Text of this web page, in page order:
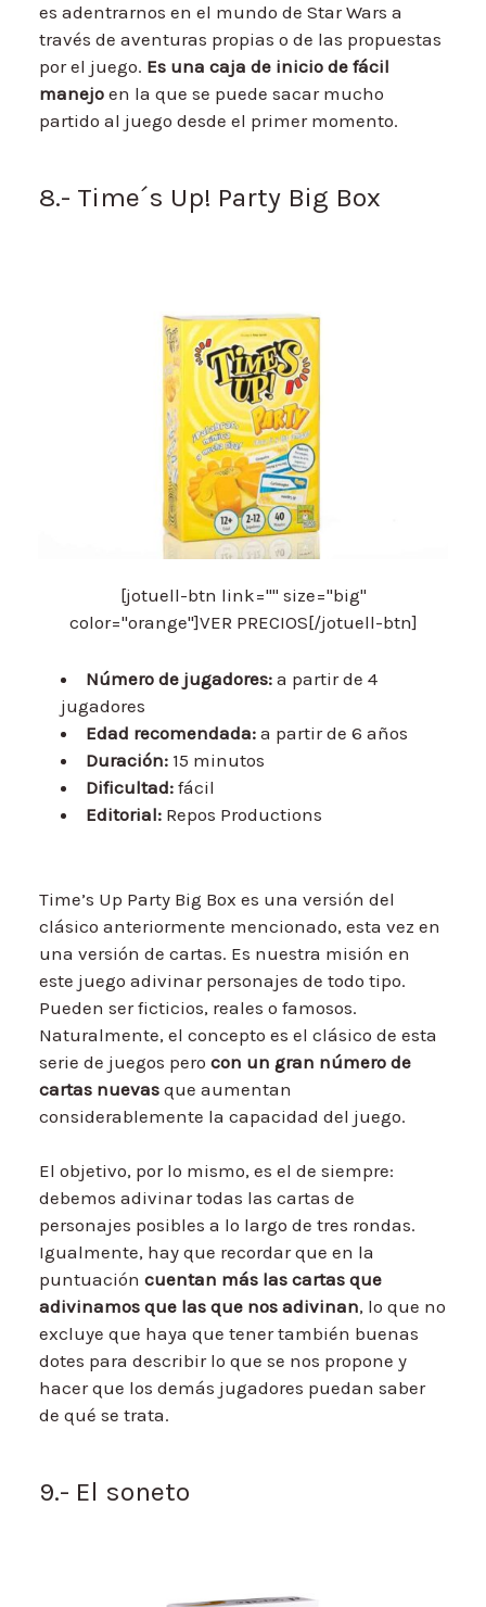
es adentrarnos en el mundo de Star Wars a
través de aventuras propias o de las propuestas
por el juego. Es una caja de inicio de fácil
manejo en la que se puede sacar mucho
partido al juego desde el primer momento.
8.- Time´s Up! Party Big Box
[jotuell-btn link="" size="big"
color="orange"]VER PRECIOS[/jotuell-btn]
Número de jugadores: a partir de 4
jugadores
Edad recomendada: a partir de 6 años
Duración: 15 minutos
Dificultad: fácil
Editorial: Repos Productions
Time’s Up Party Big Box es una versión del
clásico anteriormente mencionado, esta vez en
una versión de cartas. Es nuestra misión en
este juego adivinar personajes de todo tipo.
Pueden ser ficticios, reales o famosos.
Naturalmente, el concepto es el clásico de esta
serie de juegos pero con un gran número de
cartas nuevas que aumentan
considerablemente la capacidad del juego.
El objetivo, por lo mismo, es el de siempre:
debemos adivinar todas las cartas de
personajes posibles a lo largo de tres rondas.
Igualmente, hay que recordar que en la
puntuación cuentan más las cartas que
adivinamos que las que nos adivinan, lo que no
excluye que haya que tener también buenas
dotes para describir lo que se nos propone y
hacer que los demás jugadores puedan saber
de qué se trata.
9.- El soneto